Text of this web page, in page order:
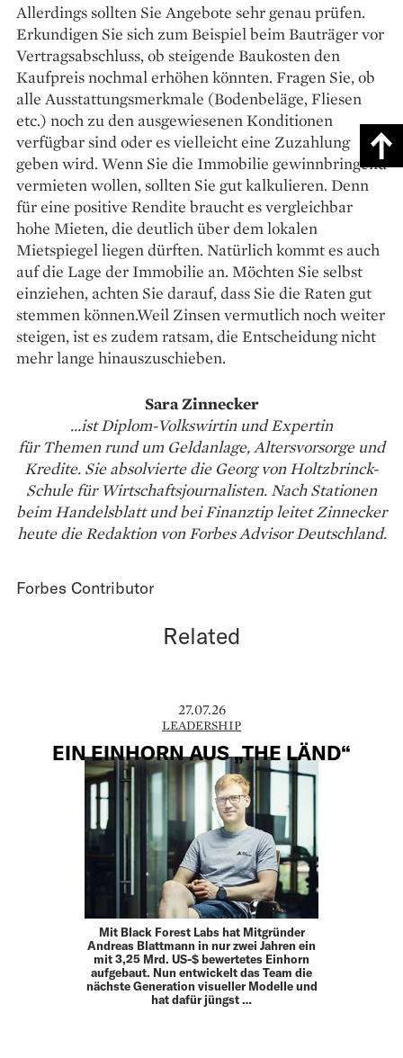
Allerdings sollten Sie Angebote sehr genau prüfen.
Erkundigen Sie sich zum Beispiel beim Bauträger vor
Vertragsabschluss, ob steigende Baukosten den
Kaufpreis nochmal erhöhen könnten. Fragen Sie, ob
alle Ausstattungsmerkmale (Bodenbeläge, Fliesen
etc.) noch zu den ausgewiesenen Konditionen
verfügbar sind oder es vielleicht eine Zuzahlung
geben wird. Wenn Sie die Immobilie gewinnbringend
vermieten wollen, sollten Sie gut kalkulieren. Denn
für eine positive Rendite braucht es vergleichbar
hohe Mieten, die deutlich über dem lokalen
Mietspiegel liegen dürften. Natürlich kommt es auch
auf die Lage der Immobilie an. Möchten Sie selbst
einziehen, achten Sie darauf, dass Sie die Raten gut
stemmen können.Weil Zinsen vermutlich noch weiter
steigen, ist es zudem ratsam, die Entscheidung nicht
mehr lange hinauszuschieben.
Sara Zinnecker
...ist Diplom-Volkswirtin und Expertin
für Themen rund um Geldanlage, Altersvorsorge und
Kredite. Sie absolvierte die Georg von Holtzbrinck-
Schule für Wirtschaftsjournalisten. Nach Stationen
beim Handelsblatt und bei Finanztip leitet Zinnecker
heute die Redaktion von Forbes Advisor Deutschland.
Forbes Contributor
Related
27.07.26
LEADERSHIP
EIN EINHORN AUS „THE LÄND“
Mit Black Forest Labs hat Mitgründer
Andreas Blattmann in nur zwei Jahren ein
mit 3,25 Mrd. US-$ bewertetes Einhorn
aufgebaut. Nun entwickelt das Team die
nächste Generation visueller Modelle und
hat dafür jüngst …